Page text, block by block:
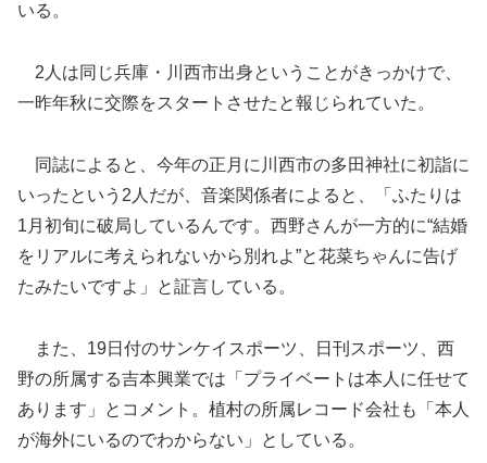
いる。
2人は同じ兵庫・川西市出身ということがきっかけで、
一昨年秋に交際をスタートさせたと報じられていた。
同誌によると、今年の正月に川西市の多田神社に初詣に
いったという2人だが、音楽関係者によると、「ふたりは
1月初旬に破局しているんです。西野さんが一方的に“結婚
をリアルに考えられないから別れよ”と花菜ちゃんに告げ
たみたいですよ」と証言している。
また、19日付のサンケイスポーツ、日刊スポーツ、西
野の所属する吉本興業では「プライベートは本人に任せて
あります」とコメント。植村の所属レコード会社も「本人
が海外にいるのでわからない」としている。